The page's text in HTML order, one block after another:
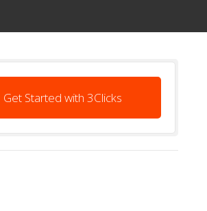
Get Started with 3Clicks